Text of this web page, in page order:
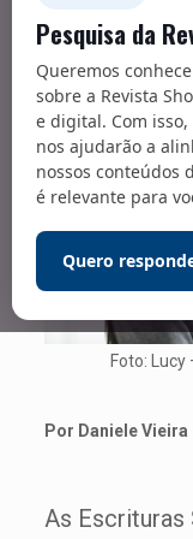
Pesquisa da
Queremos
sobre a Revista
e digital. Com
nos ajudarão a
nossos conteúdos
é relevante para
Quero
Foto:
Por Daniele Vieira
As Escrituras